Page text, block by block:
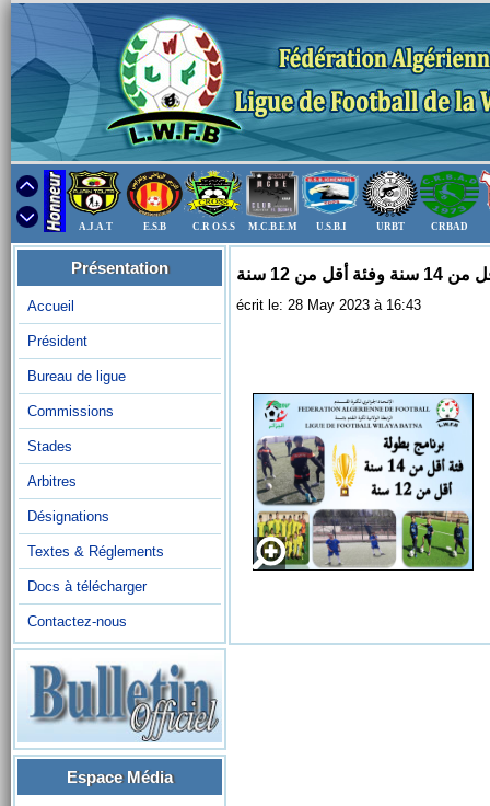
A.J.A.T E.S.B C.R O.S.S M.C.B.E.M U.S.B.I URBT CRBAD
Présentation
Accueil
Président
Bureau de ligue
Commissions
Stades
Arbitres
Désignations
Textes & Réglements
Docs à télécharger
Contactez-nous
Espace Média
من 12 سنة
écrit le: 28 May 2023 à 16:43